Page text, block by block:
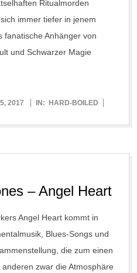
Ritualmorden
immer tiefer in jenem
fanatische Anhänger von
und Schwarzer Magie
2017 IN: HARD-BOILED
– Angel Heart
Angel Heart kommt in
Blues-Songs und
die zum einen
zwar die Atmosphäre